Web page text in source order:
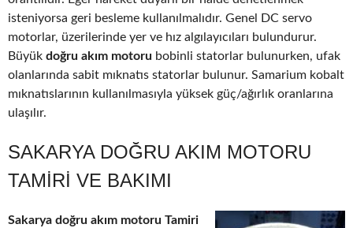
isteniyorsa geri besleme kullanılmalıdır. Genel DC servo
motorlar, üzerilerinde yer ve hız algılayıcıları bulundurur.
Büyük doğru akım motoru bobinli statorlar bulunurken, ufak
olanlarında sabit mıknatıs statorlar bulunur. Samarium kobalt
mıknatıslarının kullanılmasıyla yüksek güç/ağırlık oranlarına
ulaşılır.
SAKARYA DOĞRU AKIM MOTORU
TAMIRI VE BAKIMI
Sakarya doğru akım motoru Tamiri